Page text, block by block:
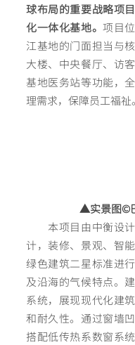
球布局的重要战略项
化一体化基地。项目
江基地的门面担当与
大楼、中央餐厅、访
基地医务站等功能，
理需求，保障员工福祉。
▲实景图©
本项目由中衡设计
计，装修、景观、智
绿色建筑二星标准进
及沿海的气候特点。
系统，展现现代化建
和耐久性。通过窗墙
搭配低传热系数窗系